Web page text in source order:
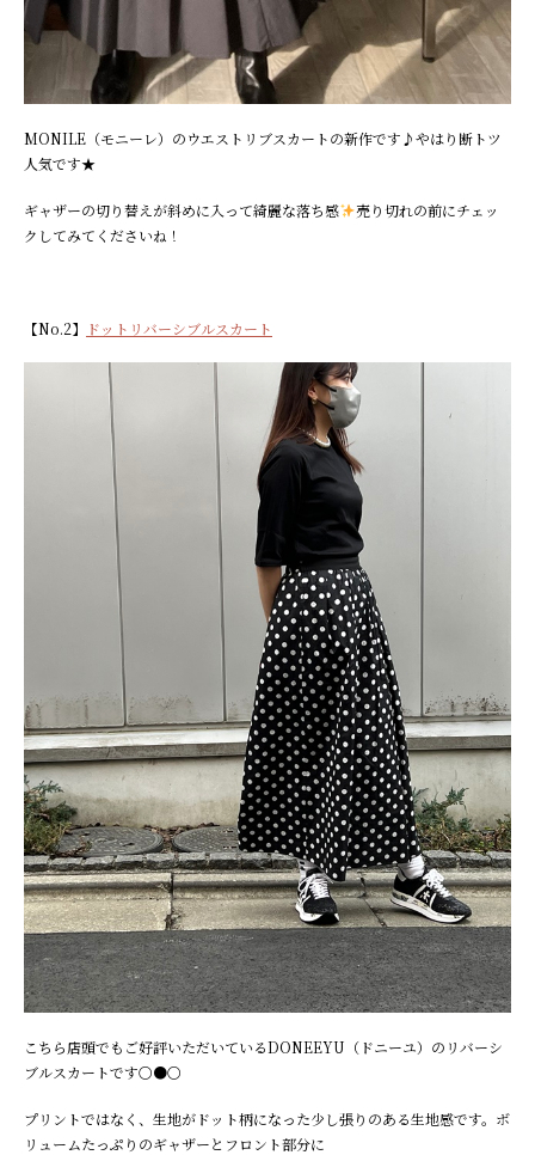
MONILE（モニーレ）のウエストリブスカートの新作です♪やはり断トツ
人気です★
ギャザーの切り替えが斜めに入って綺麗な落ち感
売り切れの前にチェッ
クしてみてくださいね！
【No.2】 ドットリバーシブルスカート
こちら店頭でもご好評いただいているDONEEYU（ドニーユ）のリバーシ
ブルスカートです〇●〇
プリントではなく、生地がドット柄になった少し張りのある生地感です。ボ
リュームたっぷりのギャザーとフロント部分に